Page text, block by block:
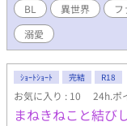
BL 異世界
溺愛
ｼｮｰﾄｼｮｰﾄ 完結 R18
お気に入り : 10 24h.ポ
まねきねこと結び